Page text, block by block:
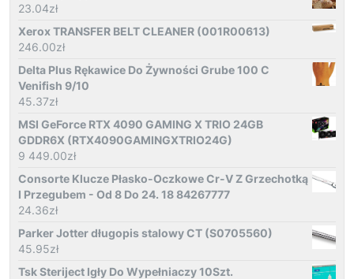
23.04zł
Xerox TRANSFER BELT CLEANER (001R00613)
246.00zł
Delta Plus Rękawice Do Żywności Grube 100 C
Venifish 9/10
45.37zł
MSI GeForce RTX 4090 GAMING X TRIO 24GB
GDDR6X (RTX4090GAMINGXTRIO24G)
9 449.00zł
Consorte Klucze Płasko-Oczkowe Cr-V Z Grzechotką
I Przegubem - Od 8 Do 24. 18 84267777
24.36zł
Parker Jotter długopis stalowy CT (S0705560)
45.95zł
Tsk Steriject Igły Do Wypełniaczy 10Szt.